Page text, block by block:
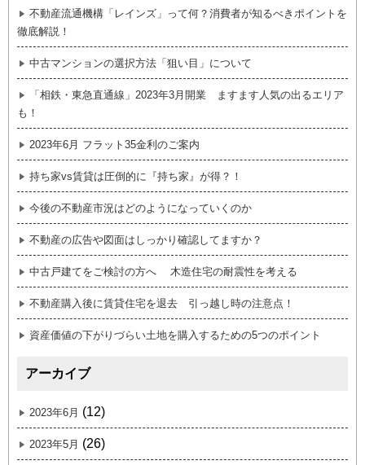
不動産流通機構「レインズ」って何？消費者が知るべきポイントを
徹底解説！
中古マンションの選択方法「狙い目」について
「相鉄・東急直通線」2023年3月開業 ますます人気の出るエリア
も！
2023年6月 フラット35金利のご案内
持ち家vs賃貸は圧倒的に『持ち家』が得？！
今後の不動産市況はどのようになっていくのか
不動産の広告や図面はしっかり確認してますか？
中古戸建てをご検討の方へ 木造住宅の耐震性を考える
不動産購入後に賃貸住宅を退去 引っ越し時の注意点！
資産価値の下がりづらい土地を購入するための5つのポイント
アーカイブ
2023年6月 (12)
2023年5月 (26)